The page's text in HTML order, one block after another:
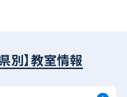
別】教室情報